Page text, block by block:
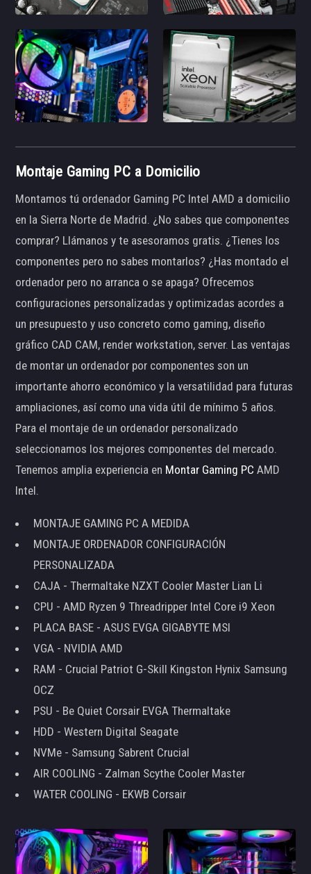
Montaje Gaming PC a Domicilio
Montamos tú ordenador Gaming PC Intel AMD a domicilio
en la Sierra Norte de Madrid. ¿No sabes que componentes
comprar? Llámanos y te asesoramos gratis. ¿Tienes los
componentes pero no sabes montarlos? ¿Has montado el
ordenador pero no arranca o se apaga? Ofrecemos
configuraciones personalizadas y optimizadas acordes a
un presupuesto y uso concreto como gaming, diseño
gráfico CAD CAM, render workstation, server. Las ventajas
de montar un ordenador por componentes son un
importante ahorro económico y la versatilidad para futuras
ampliaciones, así como una vida útil de mínimo 5 años.
Para el montaje de un ordenador personalizado
seleccionamos los mejores componentes del mercado.
Tenemos amplia experiencia en Montar Gaming PC AMD
Intel.
MONTAJE GAMING PC A MEDIDA
MONTAJE ORDENADOR CONFIGURACIÓN
PERSONALIZADA
CAJA - Thermaltake NZXT Cooler Master Lian Li
CPU - AMD Ryzen 9 Threadripper Intel Core i9 Xeon
PLACA BASE - ASUS EVGA GIGABYTE MSI
VGA - NVIDIA AMD
RAM - Crucial Patriot G-Skill Kingston Hynix Samsung
OCZ
PSU - Be Quiet Corsair EVGA Thermaltake
HDD - Western Digital Seagate
NVMe - Samsung Sabrent Crucial
AIR COOLING - Zalman Scythe Cooler Master
WATER COOLING - EKWB Corsair